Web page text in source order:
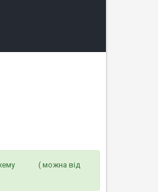
схему ( можна від